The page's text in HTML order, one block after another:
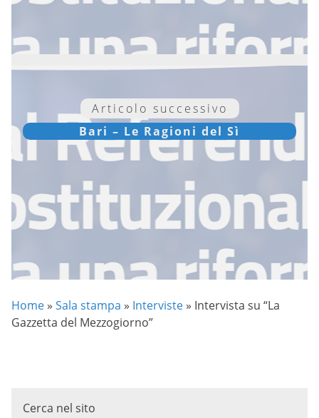
Articolo successivo
Bari – Le Ragioni del Sì
Home » Sala stampa » Interviste » Intervista su “La
Gazzetta del Mezzogiorno”
Cerca nel sito